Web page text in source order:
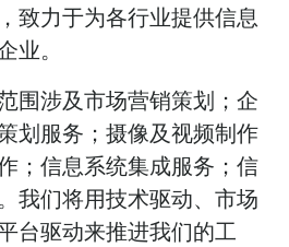
致力于为各行业提供信息
业。
涉及市场营销策划；企
划服务；摄像及视频制作
；信息系统集成服务；信
我们将用技术驱动、市场
台驱动来推进我们的工